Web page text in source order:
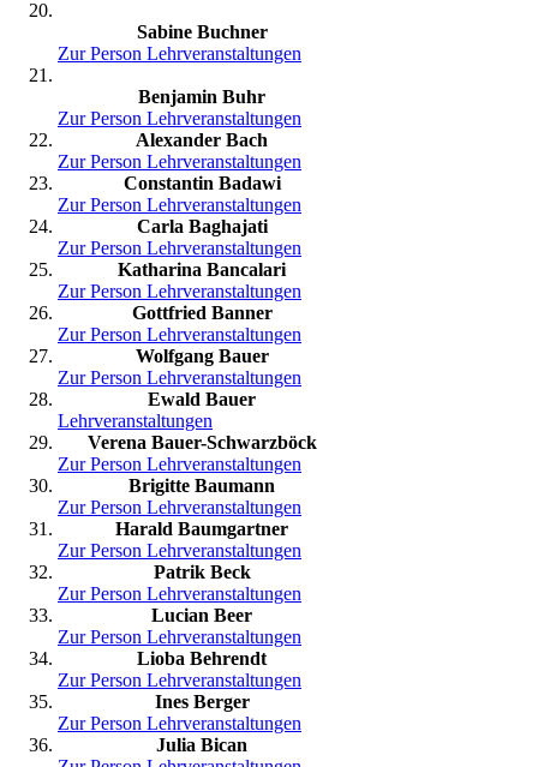
Sabine Buchner
Zur Person Lehrveranstaltungen
Benjamin Buhr
Zur Person Lehrveranstaltungen
Alexander Bach
Zur Person Lehrveranstaltungen
Constantin Badawi
Zur Person Lehrveranstaltungen
Carla Baghajati
Zur Person Lehrveranstaltungen
Katharina Bancalari
Zur Person Lehrveranstaltungen
Gottfried Banner
Zur Person Lehrveranstaltungen
Wolfgang Bauer
Zur Person Lehrveranstaltungen
Ewald Bauer
Lehrveranstaltungen
Verena Bauer-Schwarzböck
Zur Person Lehrveranstaltungen
Brigitte Baumann
Zur Person Lehrveranstaltungen
Harald Baumgartner
Zur Person Lehrveranstaltungen
Patrik Beck
Zur Person Lehrveranstaltungen
Lucian Beer
Zur Person Lehrveranstaltungen
Lioba Behrendt
Zur Person Lehrveranstaltungen
Ines Berger
Zur Person Lehrveranstaltungen
Julia Bican